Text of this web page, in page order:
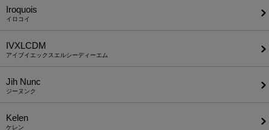
Iroquois
イロコイ
IVXLCDM
アイブイエックスエルシーディーエム
Jih Nunc
ジーヌンク
Kelen
ケレン